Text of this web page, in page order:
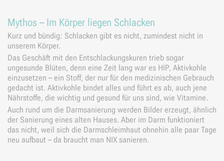
Mythos – Im Körper liegen Schlacken
Kurz und bündig: Schlacken gibt es nicht, zumindest nicht in
unserem Körper.
Das Geschäft mit den Entschlackungskuren trieb sogar
ungesunde Blüten, denn eine Zeit lang war es HIP, Aktivkohle
einzusetzen – ein Stoff, der nur für den medizinischen Gebrauch
gedacht ist. Aktivkohle bindet alles und führt es ab, auch jene
Nährstoffe, die wichtig und gesund für uns sind, wie Vitamine.
Auch rund um die Darmsanierung werden Bilder erzeugt, ähnlich
der Sanierung eines alten Hauses. Aber im Darm funktioniert
das nicht, weil sich die Darmschleimhaut ohnehin alle paar Tage
neu aufbaut – da braucht man NIX sanieren.